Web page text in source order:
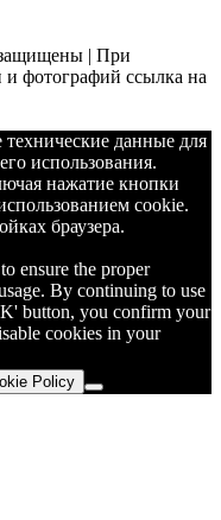
| При
фотографий ссылка на
данные для
использования.
нажатие кнопки
cookie.
браузера.
ensure the proper
By continuing to use
button, you confirm your
cookies in your
Policy